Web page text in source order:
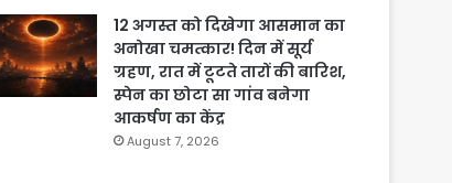
12 अगस्त को दिखेगा आसमान का
अनोखा चमत्कार! दिन में सूर्य
ग्रहण, रात में टूटते तारों की बारिश,
स्पेन का छोटा सा गांव बनेगा
आकर्षण का केंद्र
August 7, 2026